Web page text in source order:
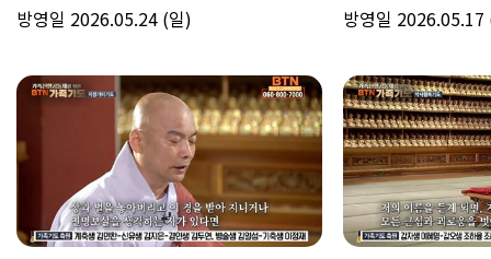
방영일 2026.05.24 (일) 방영일 2026.05.17